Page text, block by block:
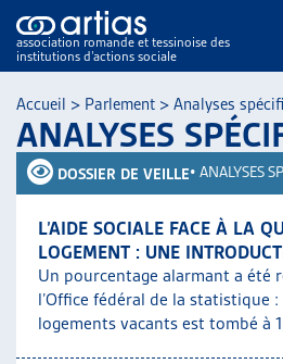
association romande et tessinoise des
institutions d’actions sociale
NOS PUBLICATIONS
ARTICLES
DOSSIERS DU MOIS
VEILLE
Accueil > Parlement > Analyses
ANALYSES
DOSSIER DE VEILLE• ANALYSES
L’AIDE SOCIALE FACE À LA
LOGEMENT : UNE
Un pourcentage alarmant a été
l’Office fédéral de la statistique
logements vacants est tombé à